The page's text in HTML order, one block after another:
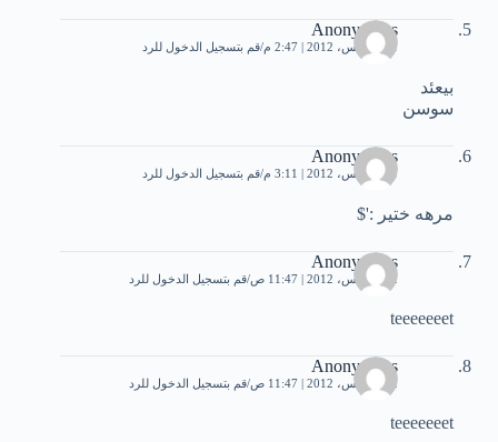
Anonymous
1 أغسطس، 2012 | 2:47 م قم بتسجيل الدخول للرد
بيعئد
سوسن
Anonymous
1 أغسطس، 2012 | 3:11 م قم بتسجيل الدخول للرد
مرهه ختير :'$
Anonymous
2 أغسطس، 2012 | 11:47 ص قم بتسجيل الدخول للرد
teeeeeeet
Anonymous
2 أغسطس، 2012 | 11:47 ص قم بتسجيل الدخول للرد
teeeeeeet